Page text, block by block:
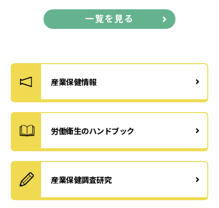
一覧を見る
産業保健情報
労働衛生のハンドブック
産業保健調査研究